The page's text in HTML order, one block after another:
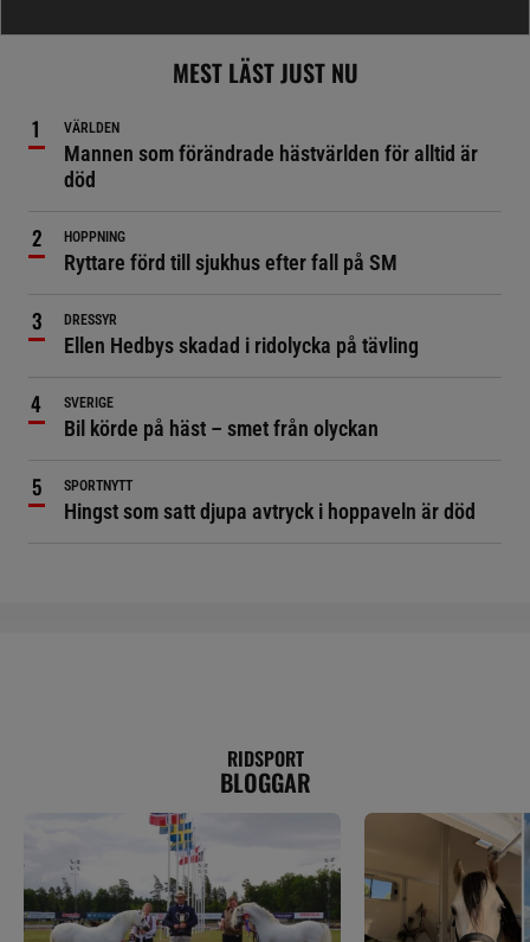
MEST LÄST JUST NU
VÄRLDEN
Mannen som förändrade hästvärlden för alltid är
död
HOPPNING
Ryttare förd till sjukhus efter fall på SM
DRESSYR
Ellen Hedbys skadad i ridolycka på tävling
SVERIGE
Bil körde på häst – smet från olyckan
SPORTNYTT
Hingst som satt djupa avtryck i hoppaveln är död
RIDSPORT
BLOGGAR